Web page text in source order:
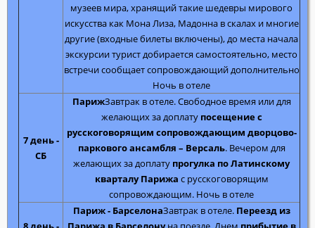
музеев мира, хранящий такие шедевры мирового
искусства как Мона Лиза, Мадонна в скалах и многие
другие (входные билеты включены), до места начала
экскурсии турист добирается самостоятельно, место
встречи сообщает сопровождающий дополнительно
Ночь в отеле
7 день -
СБ
ПарижЗавтрак в отеле. Свободное время или для
желающих за доплату посещение с
русскоговорящим сопровождающим дворцово-
паркового ансамбля – Версаль. Вечером для
желающих за доплату прогулка по Латинскому
кварталу Парижа с русскоговорящим
сопровождающим. Ночь в отеле
Париж - БарселонаЗавтрак в отеле. Переезд из